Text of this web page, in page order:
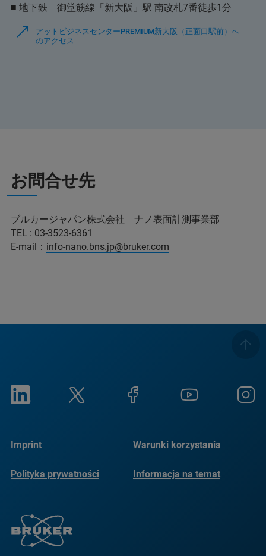
■ 地下鉄 御堂筋線「新大阪」駅 南改札7番徒歩1分
アットビジネスセンターPREMIUM新大阪（正面口駅前）へ
のアクセス
お問合せ先
ブルカージャパン株式会社 ナノ表面計測事業部
TEL : 03-3523-6361
E-mail： info-nano.bns.jp@bruker.com
Imprint Warunki korzystania
Polityka prywatności
Informacja na temat